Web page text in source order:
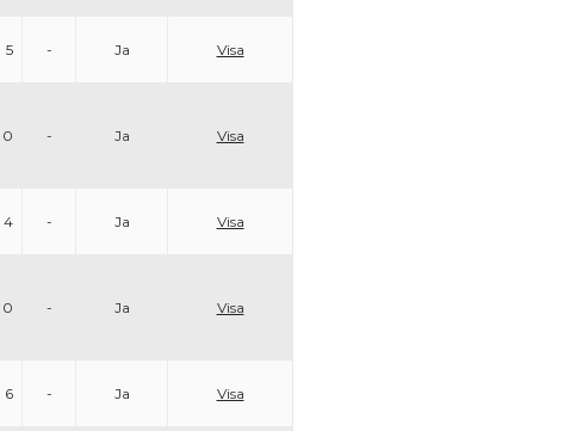
5 - Ja Visa
0 - Ja Visa
4 - Ja Visa
0 - Ja Visa
6 - Ja Visa